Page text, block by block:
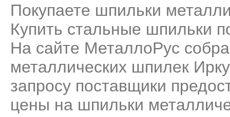
Покупаете шпильки
Купить стальные шпильки
На сайте МеталлоРус
металлических шпилек
запросу поставщики
цены на шпильки